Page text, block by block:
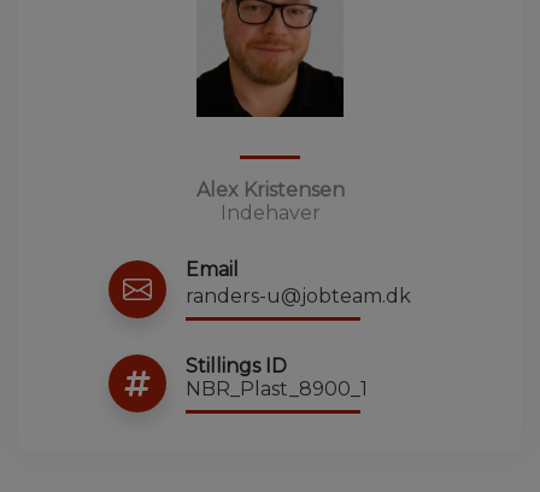
Alex Kristensen
Indehaver
Email
randers-u@jobteam.dk
Stillings ID
NBR_Plast_8900_1